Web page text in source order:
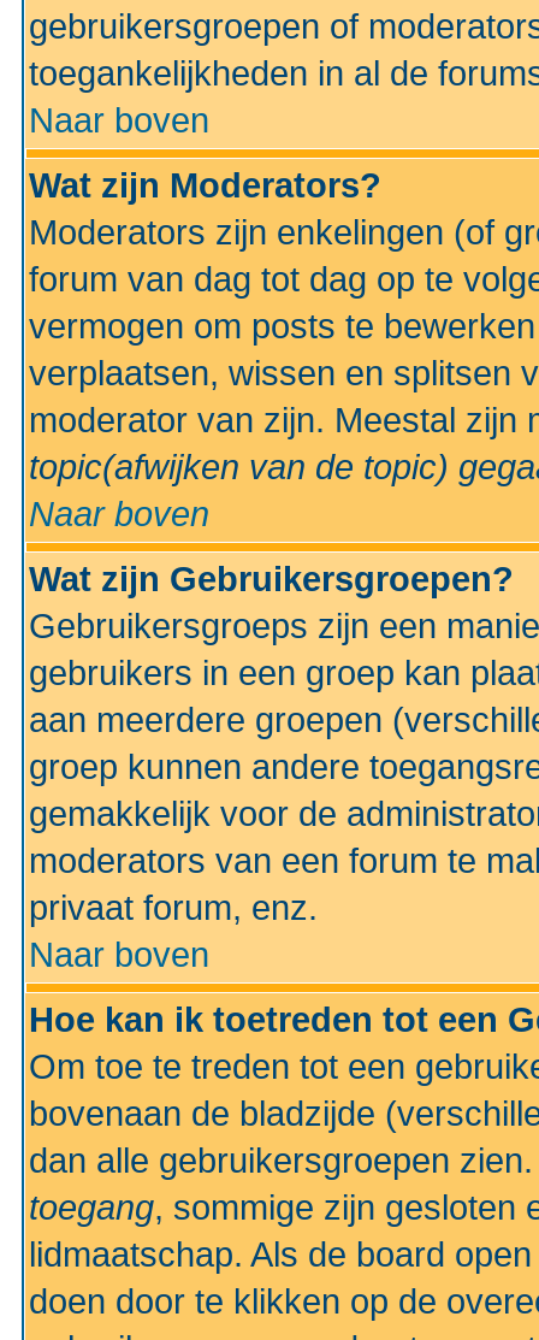
gebruikersgroepen of
toegankelijkheden in al de
Naar boven
Wat zijn Moderators?
Moderators zijn enkelingen (of
forum van dag tot dag op te
vermogen om posts te
verplaatsen, wissen en splitsen
moderator van zijn. Meestal
topic(afwijken van de topic)
Naar boven
Wat zijn Gebruikersgroepen?
Gebruikersgroeps zijn een
gebruikers in een groep kan
aan meerdere groepen
groep kunnen andere
gemakkelijk voor de
moderators van een forum te
privaat forum, enz.
Naar boven
Hoe kan ik toetreden tot een
Om toe te treden tot een
bovenaan de bladzijde
dan alle gebruikersgroepen
toegang, sommige zijn gesloten
lidmaatschap. Als de board
doen door te klikken op de